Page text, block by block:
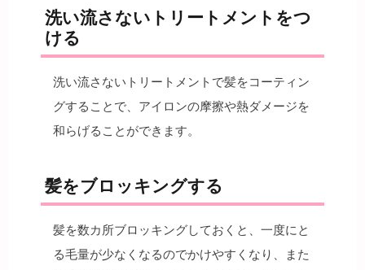
洗い流さないトリートメントをつ
ける
洗い流さないトリートメントで髪をコーティン
グすることで、アイロンの摩擦や熱ダメージを
和らげることができます。
髪をブロッキングする
髪を数カ所ブロッキングしておくと、一度にと
る毛量が少なくなるのでかけやすくなり、また